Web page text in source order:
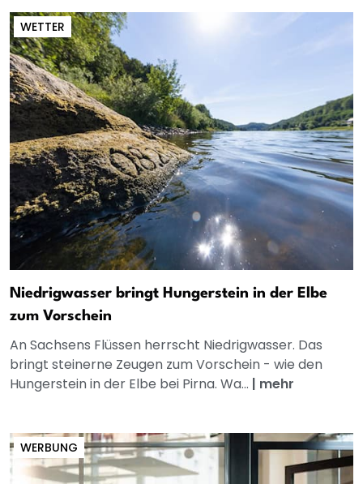
WETTER
Niedrigwasser bringt Hungerstein in der Elbe
zum Vorschein
An Sachsens Flüssen herrscht Niedrigwasser. Das
bringt steinerne Zeugen zum Vorschein - wie den
Hungerstein in der Elbe bei Pirna. Wa... | mehr
WERBUNG